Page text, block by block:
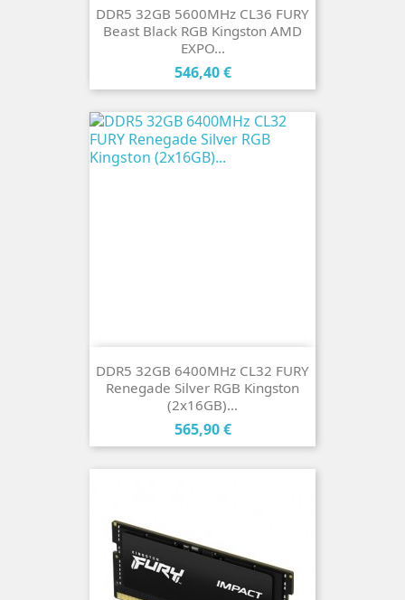
DDR5 32GB 5600MHz CL36 FURY
Beast Black RGB Kingston AMD
EXPO...
Cena
546,40 €
DDR5 32GB 6400MHz CL32 FURY
Renegade Silver RGB Kingston
(2x16GB)...
Cena
565,90 €